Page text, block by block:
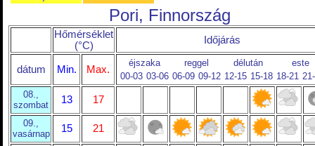
Pori, Finnország
Hőmérséklet
(°C)
Időjárás
dátum Min. Max.
éjszaka reggel délután
este
00-03 03-06 06-09 09-12 12-15 15-18 18-21
08.,
szombat
13 17
09.,
vasárnap
15 21